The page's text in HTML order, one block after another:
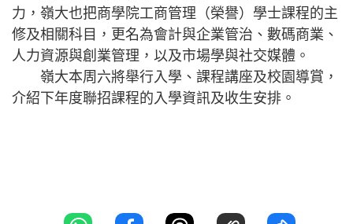
力，嶺大也把商學院工商管理（榮譽）學士課程的主
修及相關科目，更名為會計與企業管治、數碼商業、
人力資源與創業管理，以及市場學與社交媒體。
嶺大本周六將舉行入學、課程講座及校園導賞，
介紹下年度聯招課程的入學資訊及收生安排。